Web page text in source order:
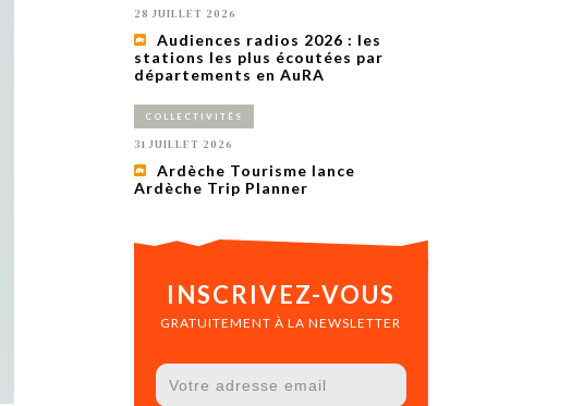
1 AN
28 JUILLET 2026
Audiences radios 2026 : les
stations les plus écoutées par
départements en AuRA
COLLECTIVITÉS
31 JUILLET 2026
Ardèche Tourisme lance
Ardèche Trip Planner
INSCRIVEZ-VOUS
GRATUITEMENT À LA NEWSLETTER